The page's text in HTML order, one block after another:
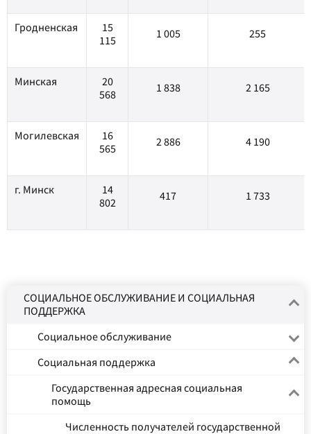
Гродненская
15
115
1 005 255
Минская
20
568
1 838 2 165
Могилевская
16
565
2 886 4 190
г. Минск
14
802
417 1 733
СОЦИАЛЬНОЕ ОБСЛУЖИВАНИЕ И СОЦИАЛЬНАЯ
ПОДДЕРЖКА
Социальное обслуживание
Социальная поддержка
Государственная адресная социальная
помощь
Численность получателей государственной